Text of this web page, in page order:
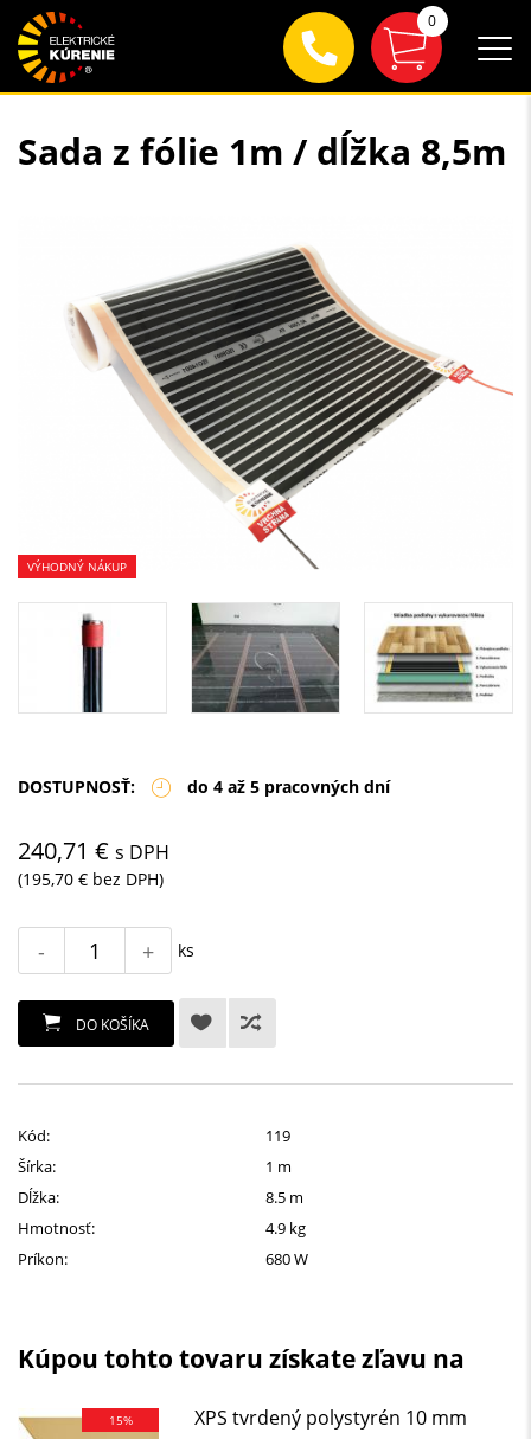
Sada z fólie 1m / dĺžka 8,5m
VÝHODNÝ NÁKUP
DOSTUPNOSŤ: do 4 až 5 pracovných dní
240,71 € s DPH
(195,70 € bez DPH)
- + ks
DO KOŠÍKA
Kód:
119
Šírka:
1 m
Dĺžka:
8.5 m
Hmotnosť:
4.9 kg
Príkon:
680 W
Kúpou tohto tovaru získate zľavu na
15% XPS tvrdený polystyrén 10 mm
0